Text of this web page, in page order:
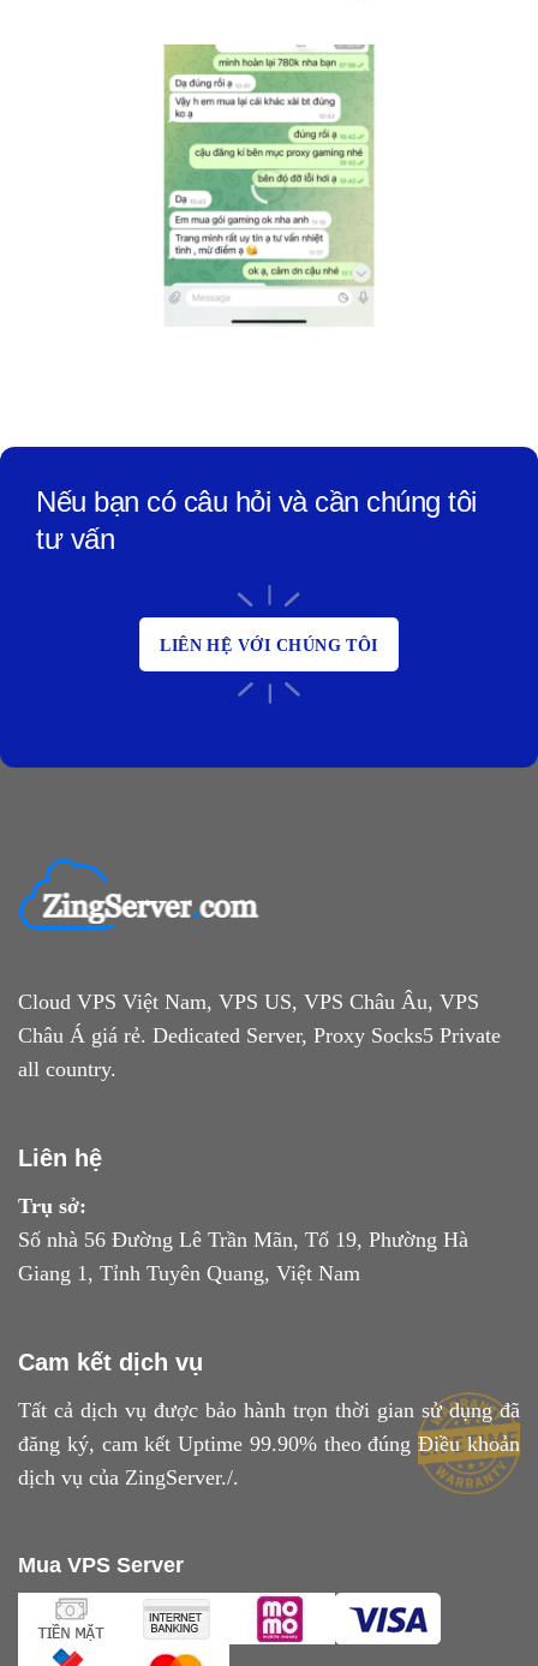
Nếu bạn có câu hỏi và cần chúng tôi
tư vấn
LIÊN HỆ VỚI CHÚNG TÔI
Cloud VPS Việt Nam, VPS US, VPS Châu Âu, VPS
Châu Á giá rẻ. Dedicated Server, Proxy Socks5 Private
all country.
Liên hệ
Trụ sở:
Số nhà 56 Đường Lê Trần Mãn, Tổ 19, Phường Hà
Giang 1, Tỉnh Tuyên Quang, Việt Nam
Cam kết dịch vụ
Tất cả dịch vụ được bảo hành trọn thời gian sử dụng đã
đăng ký, cam kết Uptime 99.90% theo đúngĐiều khoản
dịch vụ của ZingServer./.
Mua VPS Server